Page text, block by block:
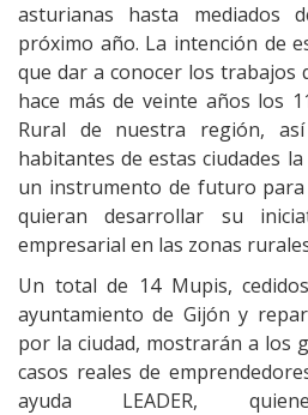
asturianas hasta mediados
próximo año. La intención de
que dar a conocer los trabajos
hace más de veinte años los
Rural de nuestra región,
habitantes de estas ciudades la
un instrumento de futuro para
quieran desarrollar su
empresarial en las zonas
Un total de 14 Mupis,
ayuntamiento de Gijón y
por la ciudad, mostrarán a los
casos reales de
ayuda LEADER,